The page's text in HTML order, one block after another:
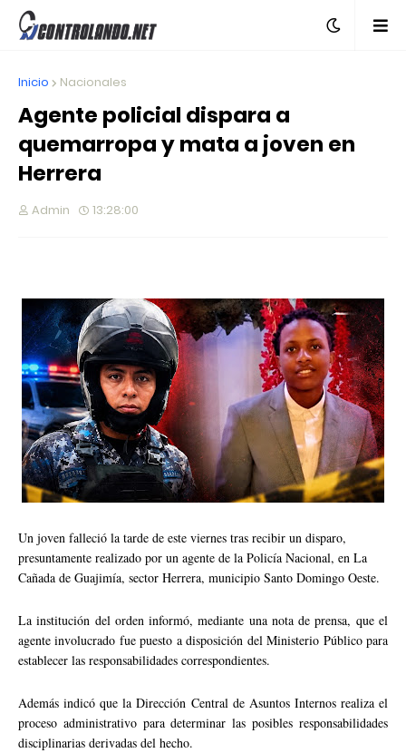
Inicio Nacionales
Agente policial dispara a
quemarropa y mata a joven en
Herrera
Admin 13:28:00
Un joven falleció la tarde de este viernes tras recibir un disparo,
presuntamente realizado por un agente de la Policía Nacional, en La
Cañada de Guajimía, sector Herrera, municipio Santo Domingo Oeste.
La institución del orden informó, mediante una nota de prensa, que el
agente involucrado fue puesto a disposición del Ministerio Público para
establecer las responsabilidades correspondientes.
Además indicó que la Dirección Central de Asuntos Internos realiza el
proceso administrativo para determinar las posibles responsabilidades
disciplinarias derivadas del hecho.